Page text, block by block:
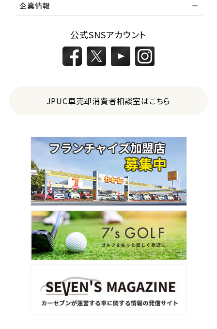
企業情報
公式SNSアカウント
JPUC車売却消費者相談室はこちら